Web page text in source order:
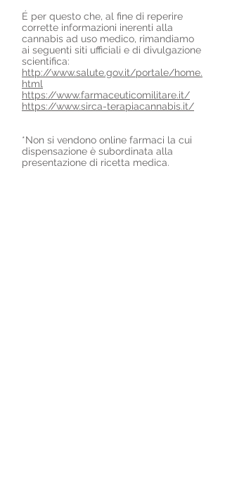
É per questo che, al fine di reperire
corrette informazioni inerenti alla
cannabis ad uso medico, rimandiamo
ai seguenti siti ufficiali e di divulgazione
scientifica:
http://www.salute.gov.it/portale/home.
html
https://www.farmaceuticomilitare.it/
https://www.sirca-terapiacannabis.it/
*Non si vendono online farmaci la cui
dispensazione è subordinata alla
presentazione di ricetta medica.